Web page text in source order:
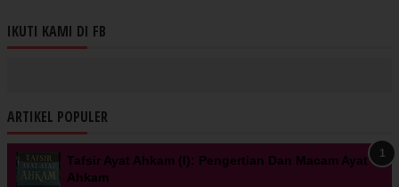
IKUTI KAMI DI FB
ARTIKEL POPULER
Tafsir Ayat Ahkam (I): Pengertian Dan Macam Ayat
Ahkam